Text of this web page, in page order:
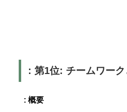
: 第1位: チームワー
: 概要